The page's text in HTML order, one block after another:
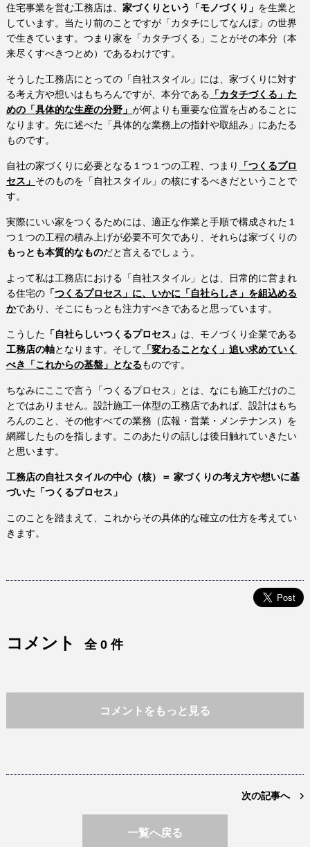
住宅事業を営む工務店は、 家づくりという「モノづくり」 を生業と
しています。当たり前のことですが「カタチにしてなんぼ」の世界
で生きています。つまり家を「カタチづくる」ことがその本分（本
来尽くすべきつとめ）であるわけです。
そうした工務店にとっての「自社スタイル」には、家づくりに対す
る考え方や想いはもちろんですが、本分である 「カタチづくる」た
めの「具体的な生産の分野」 が何よりも重要な位置を占めることに
なります。先に述べた「具体的な業務上の指針や取組み」にあたる
ものです。
自社の家づくりに必要となる１つ１つの工程、つまり
「つくるプロ
セス」 そのものを「自社スタイル」の核にするべきだということで
す。
実際にいい家をつくるためには、適正な作業と手順で構成された１
つ１つの工程の積み上げが必要不可欠であり、それらは家づくりの
もっとも本質的なものだと言えるでしょう。
よって私は工務店における「自社スタイル」とは、日常的に営まれ
る住宅の 「つくるプロセス」に、いかに「自社らしさ」を組込める
かであり、そこにもっとも注力すべきであると思っています。
こうした 「自社らしいつくるプロセス」 は、モノづくり企業である
工務店の軸となります。そして 「変わることなく」追い求めていく
べき「これからの基盤」となるものです。
ちなみにここで言う「つくるプロセス」とは、なにも施工だけのこ
とではありません。設計施工一体型の工務店であれば、設計はもち
ろんのこと、その他すべての業務（広報・営業・メンテナンス）を
網羅したものを指します。このあたりの話しは後日触れていきたい
と思います。
工務店の自社スタイルの中心（核）＝ 家づくりの考え方や想いに基
づいた「つくるプロセス」
このことを踏まえて、これからその具体的な確立の仕方を考えてい
きます。
コメント 全 0 件
コメントをもっと見る
次の記事へ
一覧へ戻る